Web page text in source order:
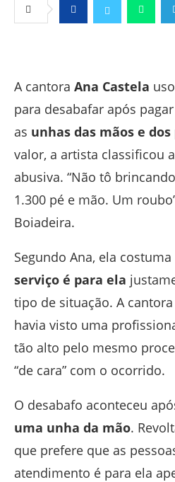
A cantora Ana Castela
para desabafar após pagar
as unhas das mãos e dos
valor, a artista classificou
abusiva. “Não tô
1.300 pé e mão. Um
Boiadeira.
Segundo Ana, ela costuma
serviço é para ela
tipo de situação. A
havia visto uma
tão alto pelo mesmo
“de cara” com o ocorrido.
O desabafo aconteceu
uma unha da mão.
que prefere que as
atendimento é para ela